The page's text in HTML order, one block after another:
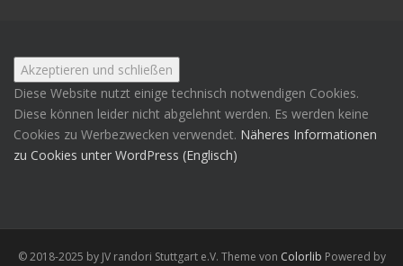
Diese Website nutzt einige technisch notwendigen Cookies.
Diese können leider nicht abgelehnt werden. Es werden keine
Cookies zu Werbezwecken verwendet. Näheres Informationen
zu Cookies unter WordPress (Englisch)
© 2018-2025 by JV randori Stuttgart e.V. Theme von Colorlib Powered by